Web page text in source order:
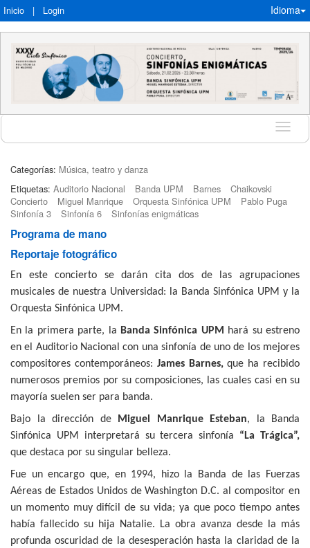
Inicio | Login Idioma
Idioma
Categorías: Música, teatro y danza
Etiquetas: Auditorio Nacional Banda UPM Barnes
Chaikovski
Concierto
Miguel Manrique Orquesta Sinfónica UPM
Pablo Puga
Sinfonía 3
Sinfonía 6 Sinfonías enigmáticas
Programa de mano
Reportaje fotográfico
En este concierto se darán cita dos de las agrupaciones
musicales de nuestra Universidad: la Banda Sinfónica UPM y la
Orquesta Sinfónica UPM.
En la primera parte, la Banda Sinfónica UPM
hará su estreno
en el Auditorio Nacional con una sinfonía de uno de los mejores
compositores contemporáneos: James Barnes,que ha recibido
numerosos premios por su composiciones, las cuales casi en su
mayoría suelen ser para banda.
Bajo la dirección de
Miguel Manrique Esteban, la Banda
Sinfónica UPM interpretará su tercera sinfonía “La Trágica”,
que destaca por su singular belleza.
Fue un encargo que, en 1994, hizo la Banda de las Fuerzas
Aéreas de Estados Unidos de Washington D.C. al compositor en
un momento muy difícil de su vida; ya que poco tiempo antes
había fallecido su hija Natalie. La obra avanza desde la más
profunda oscuridad de la desesperación hasta la claridad de la